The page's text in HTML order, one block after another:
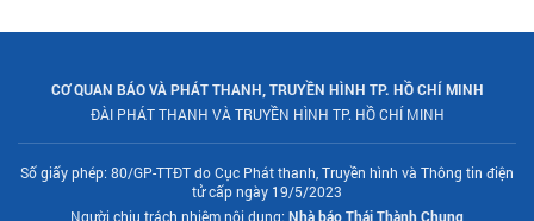
CƠ QUAN BÁO VÀ PHÁT THANH, TRUYỀN HÌNH TP. HỒ CHÍ MINH
ĐÀI PHÁT THANH VÀ TRUYỀN HÌNH TP. HỒ CHÍ MINH
Số giấy phép: 80/GP-TTĐT do Cục Phát thanh, Truyền hình và Thông tin điện
tử cấp ngày 19/5/2023
Người chịu trách nhiệm nội dung: Nhà báo Thái Thành Chung